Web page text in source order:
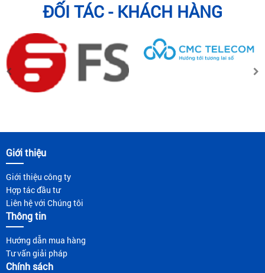
ĐỐI TÁC - KHÁCH HÀNG
Giới thiệu
Giới thiệu công ty
Hợp tác đầu tư
Liên hệ với Chúng tôi
Thông tin
Hướng dẫn mua hàng
Tư vấn giải pháp
Chính sách